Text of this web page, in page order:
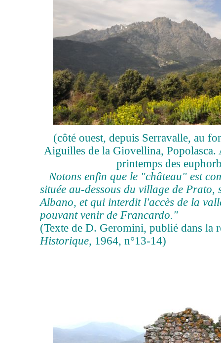
(côté ouest, depuis Serravalle, au
Aiguilles de la Giovellina, Popolasca.
printemps des
Notons enfin que le "château" est
située au-dessous du village de Prato,
Albano, et qui interdit l'accès de la
pouvant venir de Francardo."
(Texte de D. Geromini, publié dans la
Historique, 1964, n°13-14)